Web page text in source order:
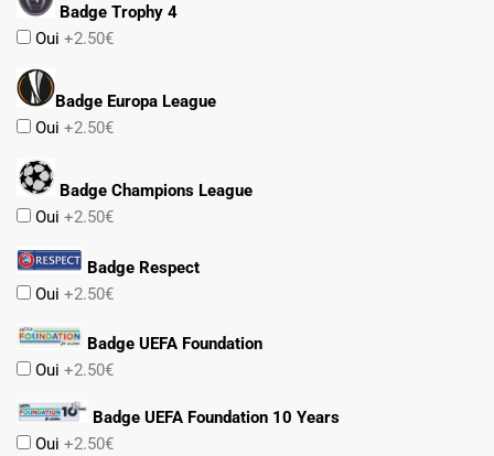
Badge Trophy 4
Oui +2.50€
Badge Europa League
Oui +2.50€
Badge Champions League
Oui +2.50€
Badge Respect
Oui +2.50€
Badge UEFA Foundation
Oui +2.50€
Badge UEFA Foundation 10 Years
Oui +2.50€